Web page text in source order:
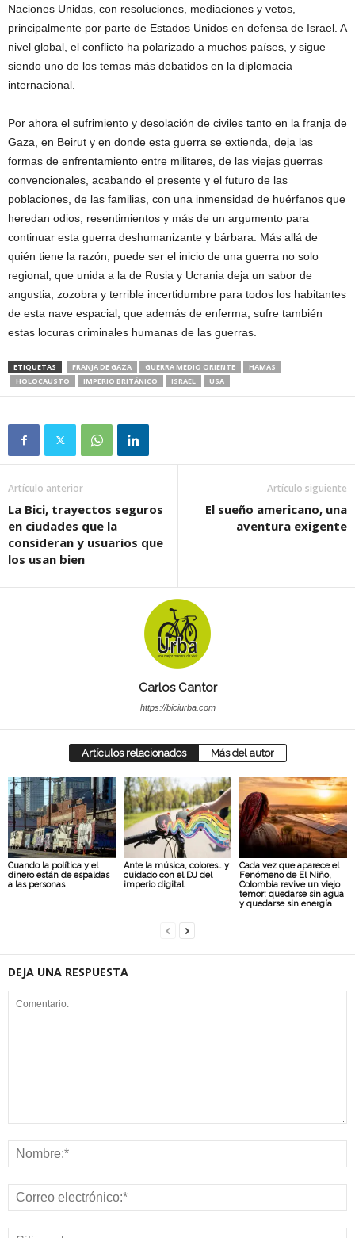
Naciones Unidas, con resoluciones, mediaciones y vetos,
principalmente por parte de Estados Unidos en defensa de Israel. A
nivel global, el conflicto ha polarizado a muchos países, y sigue
siendo uno de los temas más debatidos en la diplomacia
internacional.
Por ahora el sufrimiento y desolación de civiles tanto en la franja de
Gaza, en Beirut y en donde esta guerra se extienda, deja las
formas de enfrentamiento entre militares, de las viejas guerras
convencionales, acabando el presente y el futuro de las
poblaciones, de las familias, con una inmensidad de huérfanos que
heredan odios, resentimientos y más de un argumento para
continuar esta guerra deshumanizante y bárbara. Más allá de
quién tiene la razón, puede ser el inicio de una guerra no solo
regional, que unida a la de Rusia y Ucrania deja un sabor de
angustia, zozobra y terrible incertidumbre para todos los habitantes
de esta nave espacial, que además de enferma, sufre también
estas locuras criminales humanas de las guerras.
ETIQUETAS FRANJA DE GAZA GUERRA MEDIO ORIENTE
HAMAS
HOLOCAUSTO
IMPERIO BRITÁNICO ISRAEL USA
Artículo anterior
La Bici, trayectos seguros
en ciudades que la
consideran y usuarios que
los usan bien
Artículo siguiente
El sueño americano, una
aventura exigente
Carlos Cantor
https://biciurba.com
Artículos relacionados Más del autor
Cuando la política y el
dinero están de espaldas
a las personas
Ante la música, colores… y
cuidado con el DJ del
imperio digital
Cada vez que aparece el
Fenómeno de El Niño,
Colombia revive un viejo
temor: quedarse sin agua
y quedarse sin energía
DEJA UNA RESPUESTA